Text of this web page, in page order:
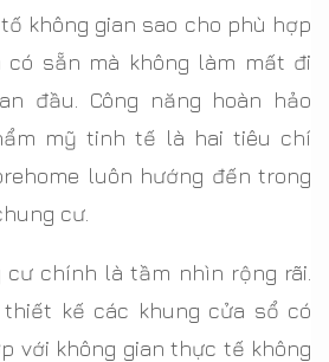
không gian sao cho phù hợp
sẵn mà không làm mất đi
đầu. Công năng hoàn hảo
mỹ tinh tế là hai tiêu chí
luôn hướng đến trong
cư.
cư chính là tầm nhìn rộng rãi.
kế các khung cửa sổ có
với không gian thực tế không